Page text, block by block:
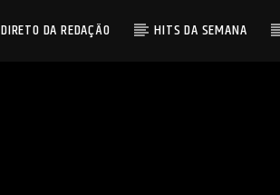
DIRETO DA REDAÇÃO HITS DA SEMANA